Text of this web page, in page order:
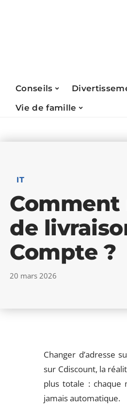
Conseils
Vie de famille
IT
de
Compte ?
20 mars 2026
Changer d’adresse
sur Cdiscount, la
plus totale : chaque
jamais automatique.